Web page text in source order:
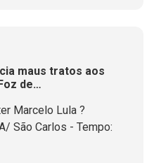
maus tratos aos
de
Marcelo Lula ?
São Carlos - Tempo: